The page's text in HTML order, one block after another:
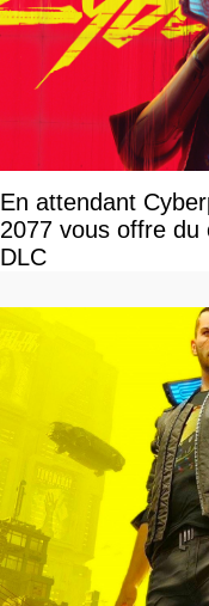
En attendant
2077 vous offre du
DLC